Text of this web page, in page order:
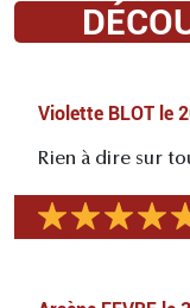
Violette BLOT le
Rien à dire sur